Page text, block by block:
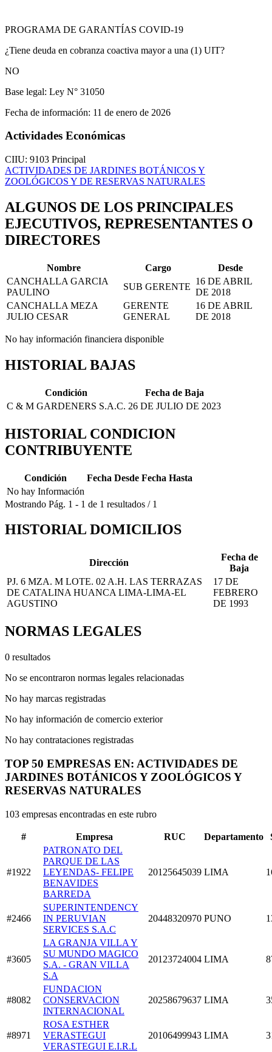
PROGRAMA DE GARANTÍAS COVID-19
¿Tiene deuda en cobranza coactiva mayor a una (1) UIT?
NO
Base legal: Ley N° 31050
Fecha de información: 11 de enero de 2026
Actividades Económicas
CIIU: 9103 Principal
ACTIVIDADES DE JARDINES BOTÁNICOS Y
ZOOLÓGICOS Y DE RESERVAS NATURALES
ALGUNOS DE LOS PRINCIPALES
EJECUTIVOS, REPRESENTANTES O
DIRECTORES
Nombre Cargo
Desde
CANCHALLA GARCIA
PAULINO
SUB GERENTE
16 DE ABRIL
DE 2018
CANCHALLA MEZA
JULIO CESAR
GERENTE
GENERAL
16 DE ABRIL
DE 2018
No hay información financiera disponible
HISTORIAL BAJAS
Condición
Fecha de Baja
C & M GARDENERS S.A.C. 26 DE JULIO DE 2023
HISTORIAL CONDICION
CONTRIBUYENTE
Condición Fecha Desde Fecha Hasta
No hay Información
Mostrando Pág. 1 - 1 de 1 resultados / 1
HISTORIAL DOMICILIOS
Dirección
Fecha de
Baja
PJ. 6 MZA. M LOTE. 02 A.H. LAS TERRAZAS
DE CATALINA HUANCA LIMA-LIMA-EL
AGUSTINO
17 DE
FEBRERO
DE 1993
NORMAS LEGALES
0 resultados
No se encontraron normas legales relacionadas
No hay marcas registradas
No hay información de comercio exterior
No hay contrataciones registradas
TOP 50 EMPRESAS EN: ACTIVIDADES DE
JARDINES BOTÁNICOS Y ZOOLÓGICOS Y
RESERVAS NATURALES
103 empresas encontradas en este rubro
# Empresa RUC Departamento
#1922
PATRONATO DEL
PARQUE DE LAS
LEYENDAS- FELIPE
BENAVIDES
BARREDA
20125645039 LIMA
#2466
SUPERINTENDENCY
IN PERUVIAN
SERVICES S.A.C
20448320970 PUNO
#3605
LA GRANJA VILLA Y
SU MUNDO MAGICO
S.A. - GRAN VILLA
S.A
20123724004 LIMA
#8082
FUNDACION
CONSERVACION
INTERNACIONAL
20258679637 LIMA
#8971
ROSA ESTHER
VERASTEGUI
VERASTEGUI E.I.R.L
20106499943 LIMA